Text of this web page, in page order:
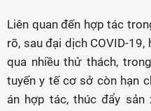
Liên quan đến hợp tác
rõ, sau đại dịch COVID-
qua nhiều thử thách,
tuyến y tế cơ sở còn hạn
án hợp tác, thúc đẩy sản